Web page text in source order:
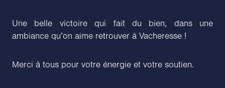
Une belle victoire qui fait du bien, dans une
ambiance qu’on aime retrouver à Vacheresse !
Merci à tous pour votre énergie et votre soutien.